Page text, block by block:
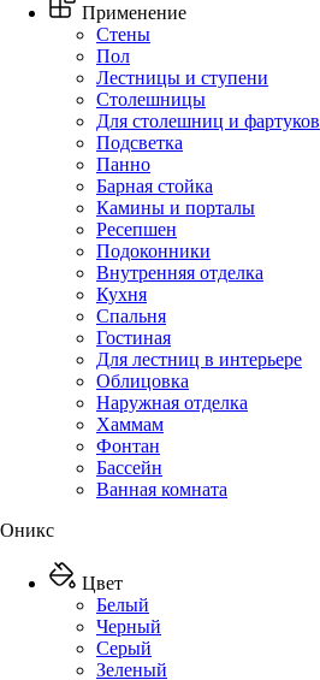
Применение
Стены
Пол
Лестницы и ступени
Столешницы
Для столешниц и фартуков
Подсветка
Панно
Барная стойка
Камины и порталы
Ресепшен
Подоконники
Внутренняя отделка
Кухня
Спальня
Гостиная
Для лестниц в интерьере
Облицовка
Наружная отделка
Хаммам
Фонтан
Бассейн
Ванная комната
Оникс
Цвет
Белый
Черный
Серый
Зеленый